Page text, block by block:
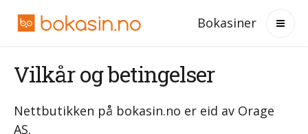
Bokasiner
Vilkår og betingelser
Nettbutikken på bokasin.no er eid av Orage
AS.